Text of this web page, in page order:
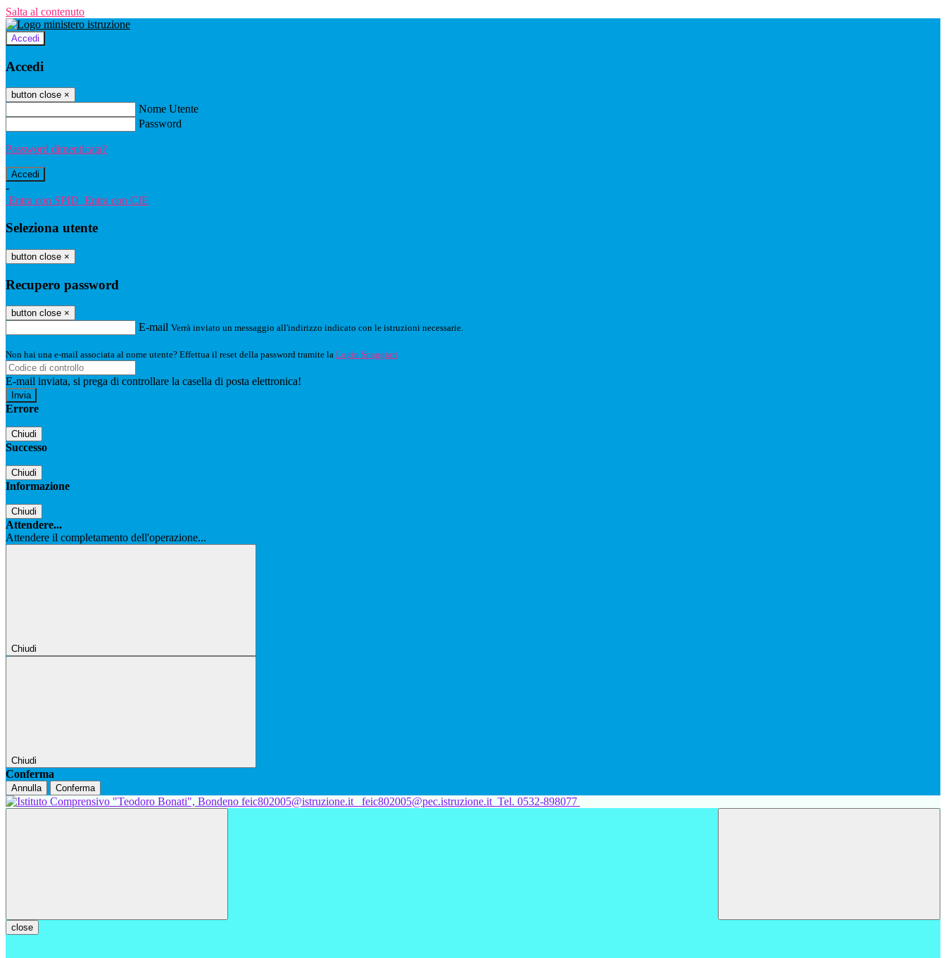
Salta al contenuto
Accedi
Accedi
button close ×
Nome Utente
Password
Password dimenticata?
-
Entra con SPID Entra con CIE
Seleziona utente
button close ×
Recupero password
button close ×
E-mail Verrà inviato un messaggio all'indirizzo indicato con le istruzioni necessarie.
Non hai una e-mail associata al nome utente? Effettua il reset della password tramite la Login Spaggiari
E-mail inviata, si prega di controllare la casella di posta elettronica!
Errore
Chiudi
Successo
Chiudi
Informazione
Chiudi
Attendere...
Attendere il completamento dell'operazione...
Chiudi
Chiudi
Conferma
Annulla Conferma
feic802005@istruzione.it feic802005@pec.istruzione.it Tel. 0532-898077
close